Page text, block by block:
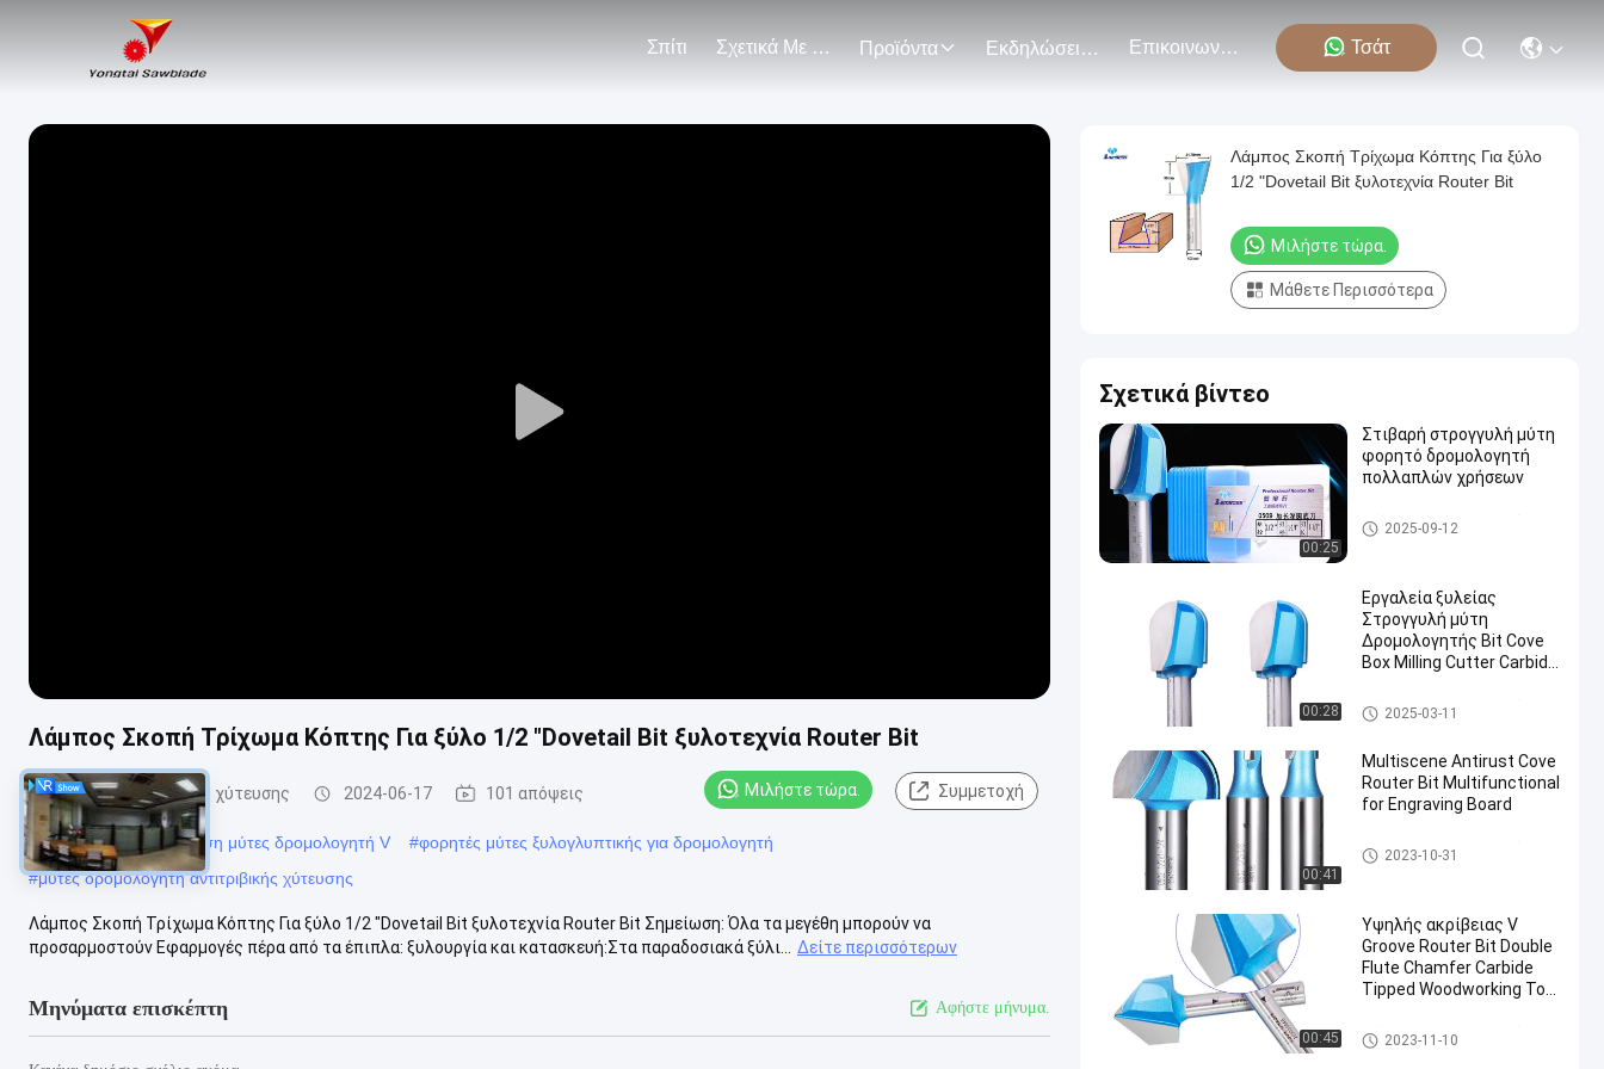
Σπίτι Σχετικά Με Εμάς Προϊόντα Εκδηλώσεις Επικοινωνήστε Μαζί Μας Τσάτ
Play
Λάμπος Σκοπή Τρίχωμα Κόπτης Για ξύλο 1/2 "Dovetail Bit ξυλοτεχνία Router Bit
Μύτες δρομολογητή χύτευσης 2024-06-17 101 απόψεις Μιλήστε τώρα. Συμμετοχή
#Ανθεκτικό στη διάβρωση μύτες δρομολογητή V #φορητές μύτες ξυλογλυπτικής για δρομολογητή
#μύτες δρομολογητή αντιτριβικής χύτευσης
Λάμπος Σκοπή Τρίχωμα Κόπτης Για ξύλο 1/2 "Dovetail Bit ξυλοτεχνία Router Bit Σημείωση: Όλα τα μεγέθη μπορούν να
προσαρμοστούν Εφαρμογές πέρα από τα έπιπλα: ξυλουργία και κατασκευή:Στα παραδοσιακά ξύλι...
Δείτε περισσότερων
Μηνύματα επισκέπτη Αφήστε μήνυμα.
Λάμπος Σκοπή Τρίχωμα Κόπτης Για ξύλο
1/2 "Dovetail Bit ξυλοτεχνία Router Bit
Μιλήστε τώρα.
Μάθετε Περισσότερα
Σχετικά βίντεο
00:25
Στιβαρή στρογγυλή μύτη
φορητό δρομολογητή
πολλαπλών χρήσεων
Μύτες δρομολογητή χύτευσ
ης
2025-09-12
00:28
Εργαλεία ξυλείας
Στρογγυλή μύτη
Δρομολογητής Bit Cove
Box Milling Cutter Carbide
Μύτες δρομολογητή χύτευσ
ης
2025-03-11
00:41
Multiscene Antirust Cove
Router Bit Multifunctional
for Engraving Board
Μύτες δρομολογητή χύτευσ
ης
2023-10-31
00:45
Υψηλής ακρίβειας V
Groove Router Bit Double
Flute Chamfer Carbide
Tipped Woodworking Tool
Μύτες δρομολογητή χύτευσ
ης
2023-11-10